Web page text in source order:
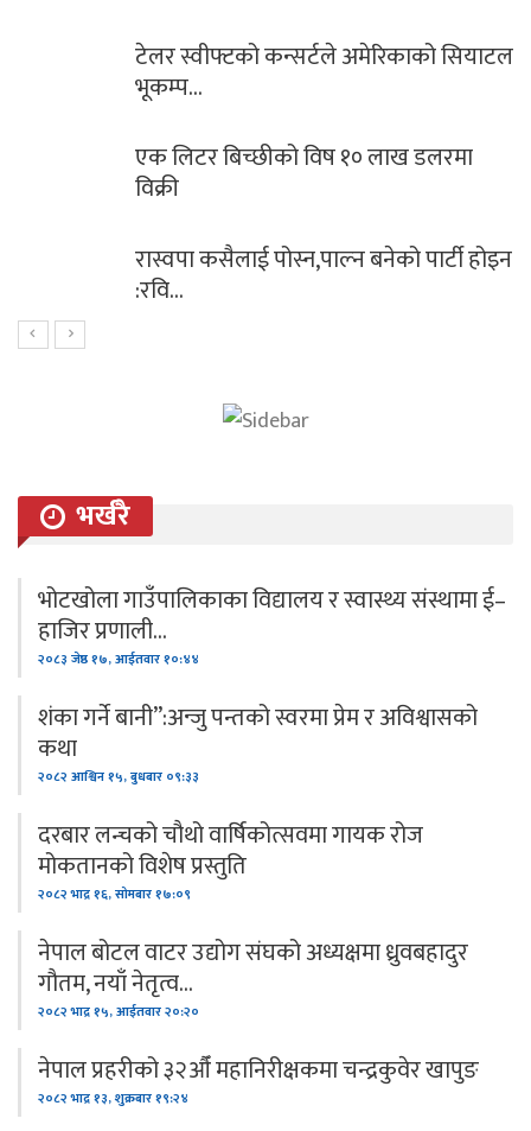
टेलर स्वीफ्टको कन्सर्टले अमेरिकाको सियाटल
भूकम्प…
एक लिटर बिच्छीको विष १० लाख डलरमा
विक्री
रास्वपा कसैलाई पोस्न,पाल्न बनेको पार्टी होइन
:रवि…
भर्खरै
भोटखोला गाउँपालिकाका विद्यालय र स्वास्थ्य संस्थामा ई–
हाजिर प्रणाली…
२०८३ जेष्ठ १७, आईतवार १०:४४
शंका गर्ने बानी”:अन्जु पन्तको स्वरमा प्रेम र अविश्वासको
कथा
२०८२ आश्विन १५, बुधबार ०९:३३
दरबार लन्चको चौथो वार्षिकोत्सवमा गायक रोज
मोकतानको विशेष प्रस्तुति
२०८२ भाद्र १६, सोमबार १७:०९
नेपाल बोटल वाटर उद्योग संघको अध्यक्षमा ध्रुवबहादुर
गौतम, नयाँ नेतृत्व…
२०८२ भाद्र १५, आईतवार २०:२०
नेपाल प्रहरीको ३२औँ महानिरीक्षकमा चन्द्रकुवेर खापुङ
२०८२ भाद्र १३, शुक्रबार १९:२४